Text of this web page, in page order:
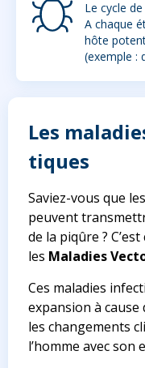
Le cycle
A chaque
hôte
(exemple :
Les
tiques
Saviez-vous que
peuvent
de la piqûre ?
les Maladies
Ces maladies
expansion à
les changements
l’homme avec son